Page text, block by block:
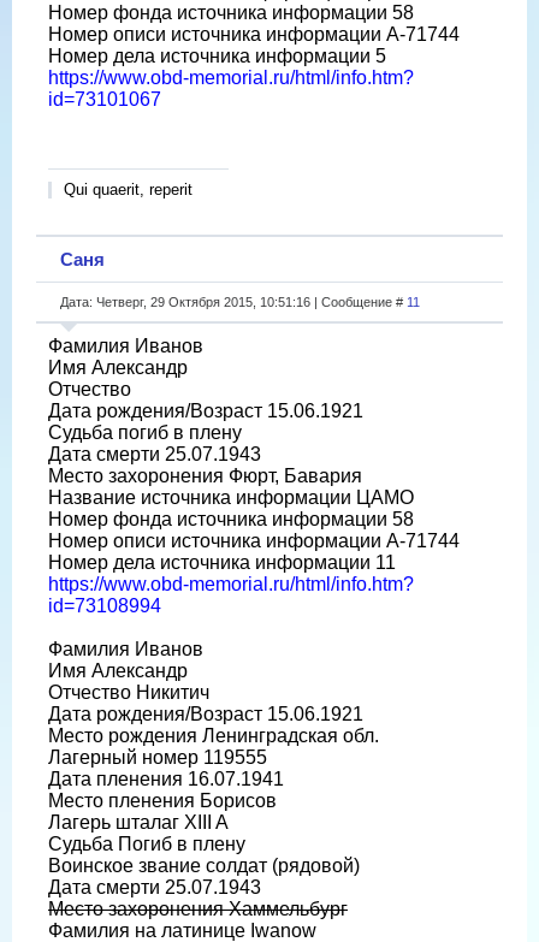
Номер фонда источника информации 58
Номер описи источника информации A-71744
Номер дела источника информации 5
https://www.obd-memorial.ru/html/info.htm?
id=73101067
Qui quaerit, reperit
Саня
Дата: Четверг, 29 Октября 2015, 10:51:16 | Сообщение # 11
Фамилия Иванов
Имя Александр
Отчество
Дата рождения/Возраст 15.06.1921
Судьба погиб в плену
Дата смерти 25.07.1943
Место захоронения Фюрт, Бавария
Название источника информации ЦАМО
Номер фонда источника информации 58
Номер описи источника информации A-71744
Номер дела источника информации 11
https://www.obd-memorial.ru/html/info.htm?
id=73108994
Фамилия Иванов
Имя Александр
Отчество Никитич
Дата рождения/Возраст 15.06.1921
Место рождения Ленинградская обл.
Лагерный номер 119555
Дата пленения 16.07.1941
Место пленения Борисов
Лагерь шталаг XIII A
Судьба Погиб в плену
Воинское звание солдат (рядовой)
Дата смерти 25.07.1943
Место захоронения Хаммельбург
Фамилия на латинице Iwanow